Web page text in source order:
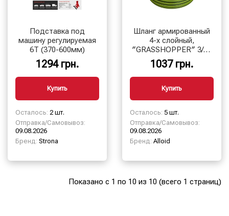
Подставка под
машину регулируемая
6Т (370-600мм)
1294 грн.
Купить
Осталось: 2 шт.
Отправка/Самовывоз:
09.08.2026
Бренд: Strona
Шланг армированный
4-х слойный,
″GRASSHOPPER″ 3/4″
20м.+подарок, серия
Alloid Pro
1037 грн.
Купить
Осталось: 5 шт.
Отправка/Самовывоз:
09.08.2026
Бренд: Alloid
Показано с 1 по 10 из 10 (всего 1 страниц)